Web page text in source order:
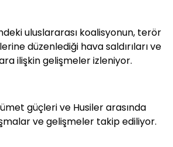
uluslararası koalisyonun, terör
düzenlediği hava saldırıları ve
ilişkin gelişmeler izleniyor.
güçleri ve Husiler arasında
ve gelişmeler takip ediliyor.